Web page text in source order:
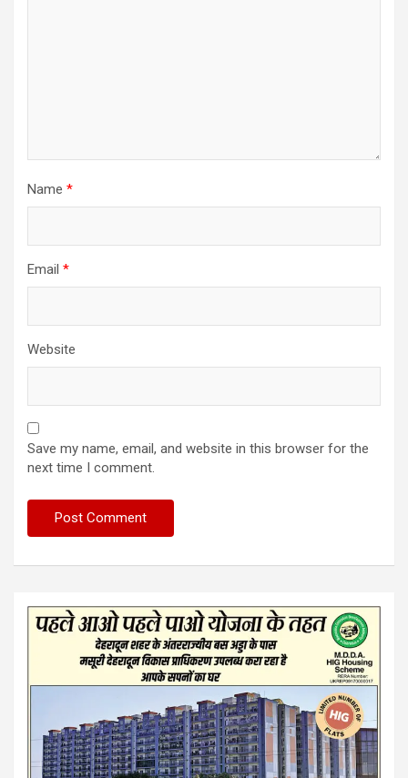
Name *
Email *
Website
Save my name, email, and website in this browser for the
next time I comment.